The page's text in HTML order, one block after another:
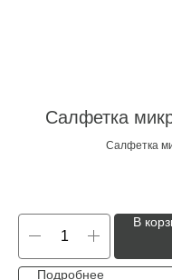
Салфетка
Салфетка
В
Подробнее